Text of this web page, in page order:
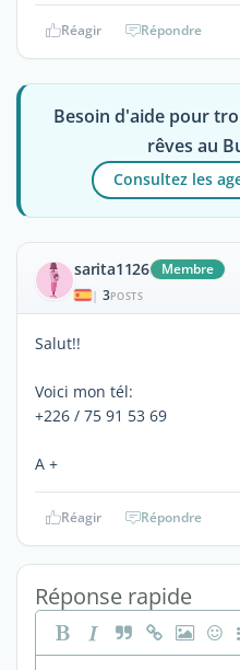
Réagir Répondre
Besoin d'aide pour
rêves au
Consultez les
sarita1126 Membre
| 3POSTS
Salut!!
Voici mon tél:
+226 / 75 91 53 69
A +
Réagir Répondre
Réponse rapide